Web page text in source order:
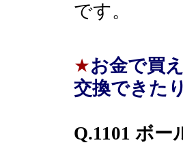
です。
★お金で買
交換できた
Q.1101 ボ